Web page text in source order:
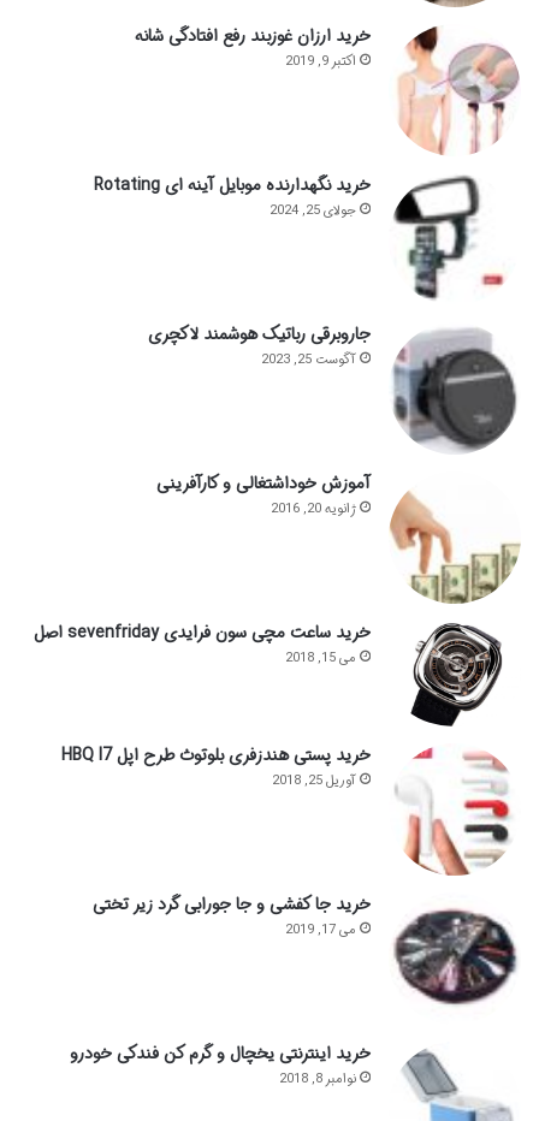
خرید ارزان غوزبند رفع افتادگی شانه
اکتبر 9, 2019
خرید نگهدارنده موبایل آینه ای Rotating
جولای 25, 2024
جاروبرقی رباتیک هوشمند لاکچری
آگوست 25, 2023
آموزش خوداشتغالی و کارآفرینی
ژانویه 20, 2016
خرید ساعت مچی سون فرایدی sevenfriday اصل
می 15, 2018
خرید پستی هندزفری بلوتوث طرح اپل HBQ I7
آوریل 25, 2018
خرید جا کفشی و جا جورابی گرد زیر تختی
می 17, 2019
خرید اینترنتی یخچال و گرم کن فندکی خودرو
نوامبر 8, 2018